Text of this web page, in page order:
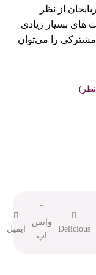
از نظر
های بسیار زیادی
مشترکی را می‌توان
Delicious
واتس
اپ
ایمیل